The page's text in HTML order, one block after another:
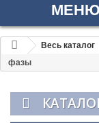
МЕНЮ
Весь каталог
фазы